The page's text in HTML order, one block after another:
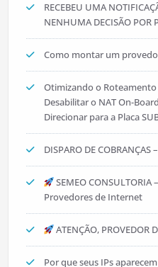
RECEBEU UMA
NENHUMA DECISÃO POR
Como montar um
Otimizando o
Desabilitar o NAT On-
Direcionar para a Placa
DISPARO DE COBRANÇAS
SEMEO
Provedores de Internet
ATENÇÃO, PROVEDOR
Por que seus IPs